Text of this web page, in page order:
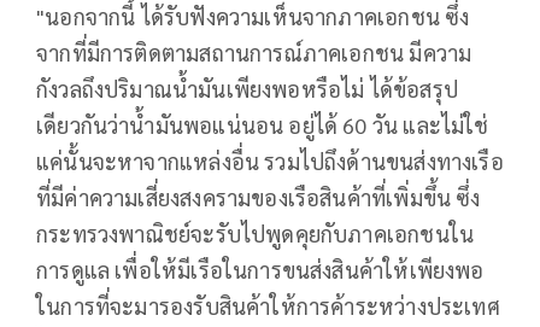
"นอกจากนี้ ได้รับฟังความเห็นจากภาคเอกชน ซึ่ง
จากที่มีการติดตามสถานการณ์ภาคเอกชน มีความ
กังวลถึงปริมาณน้ำมันเพียงพอหรือไม่ ได้ข้อสรุป
เดียวกันว่าน้ำมันพอแน่นอน อยู่ได้ 60 วัน และไม่ใช่
แค่นั้นจะหาจากแหล่งอื่น รวมไปถึงด้านขนส่งทางเรือ
ที่มีค่าความเสี่ยงสงครามของเรือสินค้าที่เพิ่มขึ้น ซึ่ง
กระทรวงพาณิชย์จะรับไปพูดคุยกับภาคเอกชนใน
การดูแล เพื่อให้มีเรือในการขนส่งสินค้าให้เพียงพอ
ในการที่จะมารองรับสินค้าให้การค้าระหว่างประเทศ